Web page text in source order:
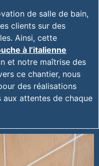
de salle de bain,
clients sur des
Ainsi, cette
à l’italienne
et notre maîtrise des
ce chantier, nous
des réalisations
attentes de chaque